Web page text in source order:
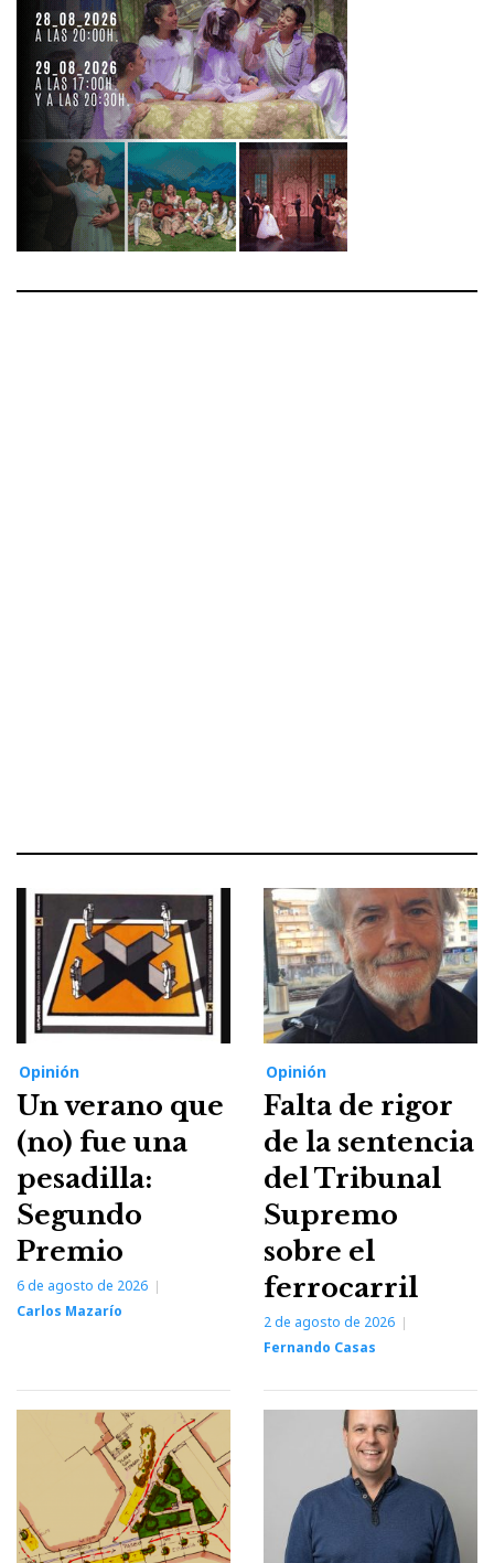
Opinión
Un verano que
(no) fue una
pesadilla:
Segundo
Premio
6 de agosto de 2026
Carlos Mazarío
Opinión
Falta de rigor
de la sentencia
del Tribunal
Supremo
sobre el
ferrocarril
2 de agosto de 2026
Fernando Casas